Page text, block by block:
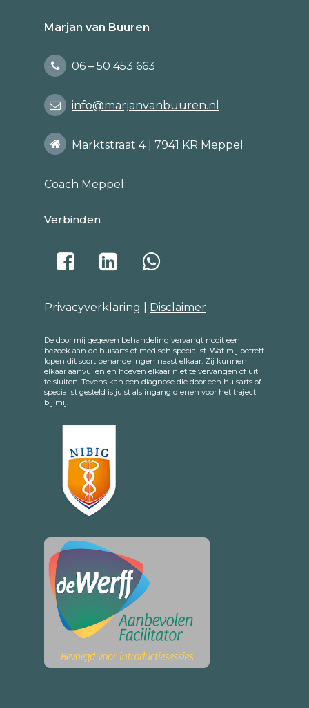
Marjan van Buuren
06 – 50 453 663
info@marjanvanbuuren.nl
Marktstraat 4 | 7941 KR Meppel
Coach Meppel
Verbinden
Privacyverklaring | Disclaimer
De door mij gegeven behandeling vervangt nooit een
bezoek aan de huisarts of medisch specialist. Wat mij betreft
lopen dit soort behandelingen naast elkaar. Zij kunnen
elkaar aanvullen en hoeven elkaar niet te vervangen of uit
te sluiten. Tevens kan een diagnose die door een huisarts of
specialist gesteld is juist als ingang dienen voor het traject
bij mij.